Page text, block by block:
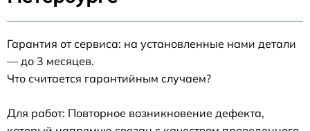
Гарантия от сервиса: на установленные нами детали
— до 3 месяцев.
Что считается гарантийным случаем?
Для работ: Повторное возникновение дефекта,